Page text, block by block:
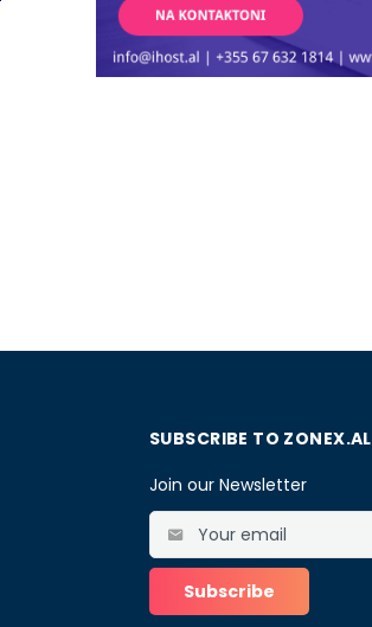
SUBSCRIBE TO ZONEX.AL
Join our Newsletter